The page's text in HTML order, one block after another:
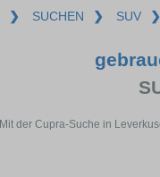
❯ SUCHEN ❯ SUV ❯
Mit der Cupra-Suche in